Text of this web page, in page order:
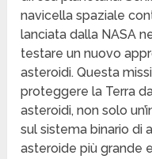
navicella spaziale
lanciata dalla NASA
testare un nuovo
asteroidi. Questa
proteggere la Terra
asteroidi, non solo
sul sistema binario di
asteroide più grande